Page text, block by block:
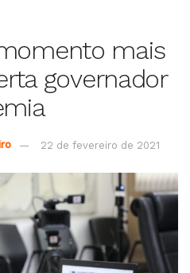
mais
governador
22 de fevereiro de 2021